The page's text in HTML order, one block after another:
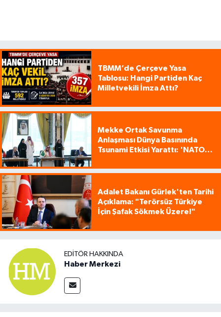
TBMM’de Çerçeve Yasa
Tablosu: Hangi Partiden Kaç
Milletvekili İmza Attı?
Mekke Ortak Savunma
Anlaşması Dünya Basınında
Tsunami Etkisi Yarattı: 'NATO
Adalet Bakanı Gürlek'ten Tarihi
Açıklama: "Terörsüz Türkiye
İçin Şafak Sökmek Üzere!"
EDITÖR HAKKINDA
Haber Merkezi